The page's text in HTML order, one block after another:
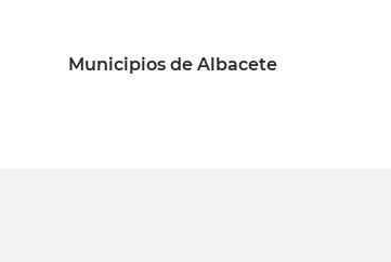
Municipios de Albacete